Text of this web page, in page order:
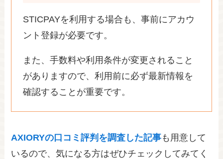
STICPAYを利用する場合も、事前にアカウ
ント登録が必要です。
また、手数料や利用条件が変更されること
がありますので、利用前に必ず最新情報を
確認することが重要です。
AXIORYの口コミ評判を調査した記事も用意して
いるので、気になる方はぜひチェックしてみてく